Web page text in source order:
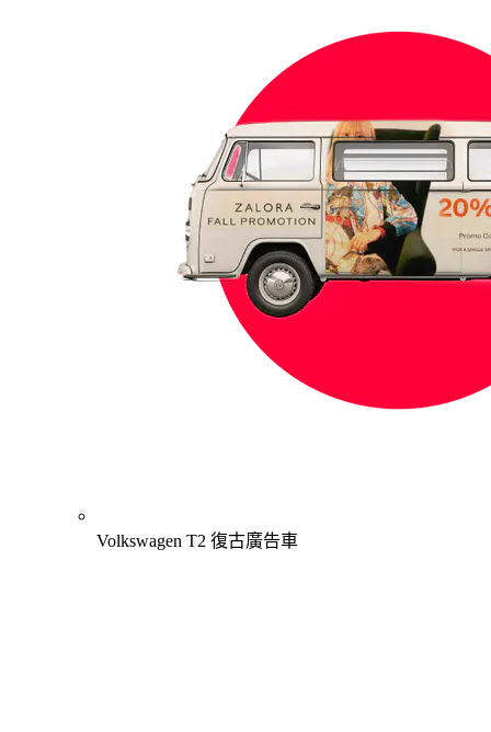
Volkswagen T2 復古廣告車